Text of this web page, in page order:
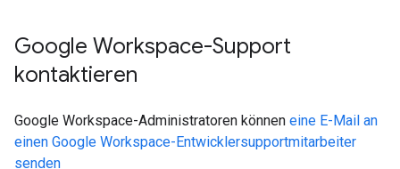
Google Workspace-Support
kontaktieren
Google Workspace-Administratoren können eine E-Mail an
einen Google Workspace-Entwicklersupportmitarbeiter
senden